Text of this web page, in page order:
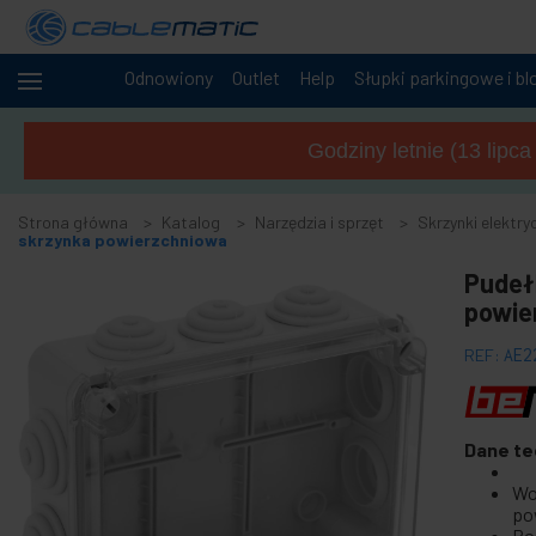
Odnowiony Outlet Help Słupki parkingowe i
Kable +
Szafy i
Audio
+
+
Fotografia
Godziny letnie (13
Strona główna Katalog Narzędzia i sprzęt Skrzynki
skrzynka powierzchniowa
REF:
Dane